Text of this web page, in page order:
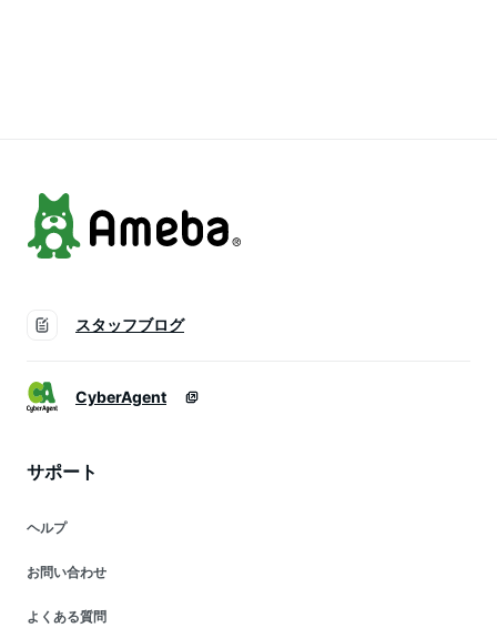
スタッフブログ
CyberAgent
サポート
ヘルプ
お問い合わせ
よくある質問